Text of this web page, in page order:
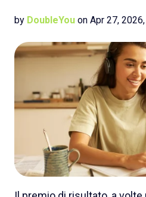
by DoubleYou on Apr 27,